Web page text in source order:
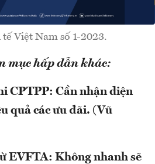
Việt Nam số 1-2023.
mục hấp dẫn khác:
CPTPP: Cần nhận diện
quả các ưu đãi. (Vũ
EVFTA: Không nhanh sẽ